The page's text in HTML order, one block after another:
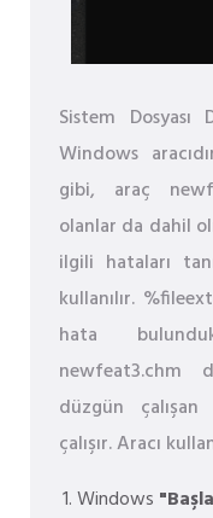
Sistem
Windows
gibi, araç
olanlar da dahil
ilgili hataları
kullanılır.
hata
newfeat3.chm
düzgün
çalışır. Aracı
Windows